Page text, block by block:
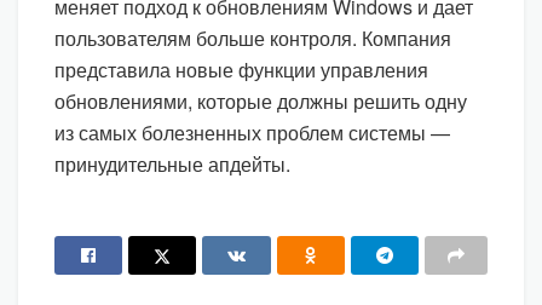
меняет подход к обновлениям Windows и дает
пользователям больше контроля. Компания
представила новые функции управления
обновлениями, которые должны решить одну
из самых болезненных проблем системы —
принудительные апдейты.